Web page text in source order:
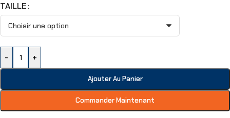
TAILLE
- +
Ajouter Au Panier
Commander Maintenant